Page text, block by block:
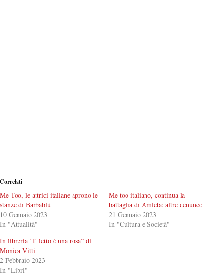
Correlati
Me Too, le attrici italiane aprono le
stanze di Barbablù
10 Gennaio 2023
In "Attualità"
Me too italiano, continua la
battaglia di Amleta: altre denunce
21 Gennaio 2023
In "Cultura e Società"
In libreria “Il letto è una rosa” di
Monica Vitti
2 Febbraio 2023
In "Libri"